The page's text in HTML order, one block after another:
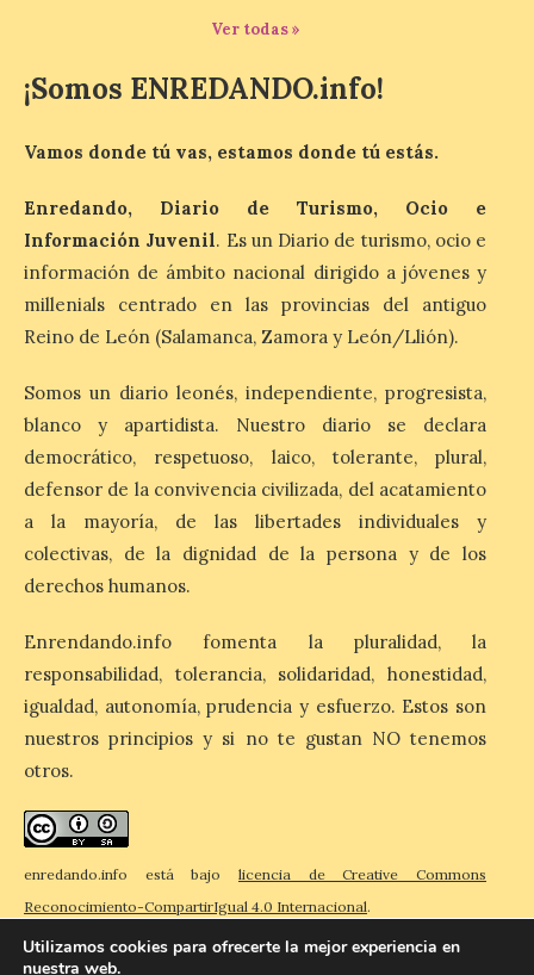
solar total del 12 de
que movilizará a varios millones de
personas para disfrutar de este
comunidades autónomas ya han […]
Segovia presenta “Música
para un eclipse”, un
concierto único con
motivo del eclipse de sol
La cita, que se celebrará el
incluye el estreno absoluto
músico segoviano Geni Uñón. Turismo de
Segovia lanza el Premio Internacional de
Fotografía del Eclipse “Segovia bajo […]
València prepara un
operativo especial de
limpieza en las playas y el
punto de observación para
el eclipse solar del día 12
10 Ago 2026
Ver todas »
¡Somos ENREDANDO.info!
Vamos donde tú vas, estamos donde tú estás.
Enredando, Diario de Turismo, Ocio e
Información Juvenil. Es un Diario de turismo, ocio e
información de ámbito nacional dirigido a jóvenes y
millenials centrado en las provincias del antiguo
Reino de León (Salamanca, Zamora y León/Llión).
Somos un diario leonés, independiente, progresista,
blanco y apartidista. Nuestro diario se declara
democrático, respetuoso, laico, tolerante, plural,
defensor de la convivencia civilizada, del acatamiento
a la mayoría, de las libertades individuales y
colectivas, de la dignidad de la persona y de los
derechos humanos.
Enrendando.info fomenta la pluralidad, la
responsabilidad, tolerancia, solidaridad, honestidad,
igualdad, autonomía, prudencia y esfuerzo. Estos son
nuestros principios y si no te gustan NO tenemos
otros.
enredando.info está bajo licencia de Creative Commons
Reconocimiento-CompartirIgual 4.0 Internacional.
Utilizamos cookies para ofrecerte la mejor experiencia en
nuestra web.